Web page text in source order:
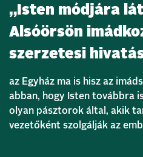
„Isten módjára
Alsóörsön
szerzetesi
az Egyház ma is hisz az
abban, hogy Isten továbbra
olyan pásztorok által, akik
vezetőként szolgálják az